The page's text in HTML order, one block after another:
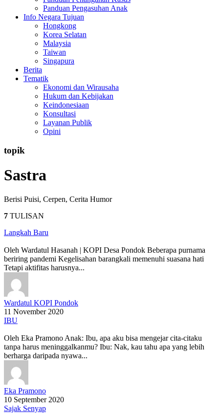
Panduan Pengasuhan Anak
Info Negara Tujuan
Hongkong
Korea Selatan
Malaysia
Taiwan
Singapura
Berita
Tematik
Ekonomi dan Wirausaha
Hukum dan Kebijakan
Keindonesiaan
Konsultasi
Layanan Publik
Opini
topik
Sastra
Berisi Puisi, Cerpen, Cerita Humor
7 TULISAN
Langkah Baru
Oleh Wardatul Hasanah | KOPI Desa Pondok Beberapa purnama
beriring pandemi Kegelisahan barangkali memenuhi suasana hati
Tetapi aktifitas harusnya...
Wardatul KOPI Pondok
11 November 2020
IBU
Oleh Eka Pramono Anak: Ibu, apa aku bisa mengejar cita-citaku
tanpa harus meninggalkanmu? Ibu: Nak, kau tahu apa yang lebih
berharga daripada nyawa...
Eka Pramono
10 September 2020
Sajak Senyap